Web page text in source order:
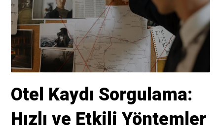
Otel Kaydı Sorgulama:
Hızlı ve Etkili Yöntemler